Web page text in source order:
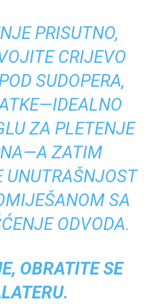
PRISUTNO,
CRIJEVO
SUDOPERA,
ZA PLETENJE
ZATIM
UNUTRAŠNJOST
SA
ODVODA.
OBRATITE SE